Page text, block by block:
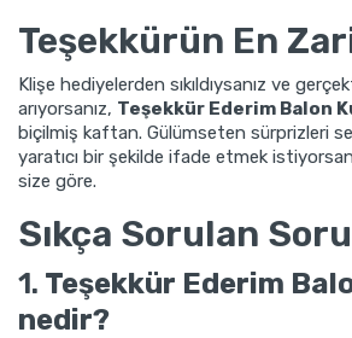
Teşekkürün En
Klişe hediyelerden sıkıldıysanız ve
arıyorsanız, Teşekkür Ederim Balon
biçilmiş kaftan. Gülümseten sürprizleri
yaratıcı bir şekilde ifade etmek
size göre.
Sıkça Sorulan
1. Teşekkür Ederim
nedir?